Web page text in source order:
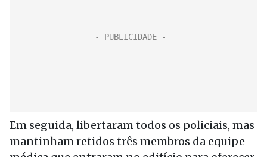
Em seguida, libertaram todos os policiais, mas
mantinham retidos três membros da equipe